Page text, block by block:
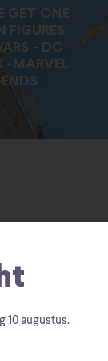
GET ONE
FIGURES
- DC
-MARVEL
10 augustus.